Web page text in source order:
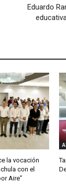
Eduardo
la vocación
con el
Aire”